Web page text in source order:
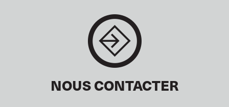
NOUS CONTACTER